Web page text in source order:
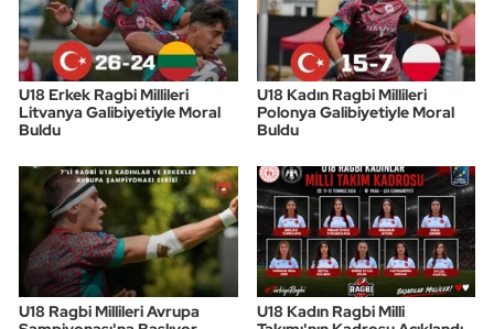
U18 Erkek Ragbi Millileri
Litvanya Galibiyetiyle Moral
Buldu
U18 Kadın Ragbi Millileri
Polonya Galibiyetiyle Moral
Buldu
U18 Ragbi Millileri Avrupa
U18 Kadın Ragbi Milli